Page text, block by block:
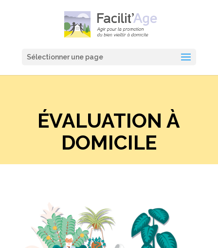
Sélectionner une page
ÉVALUATION À
DOMICILE